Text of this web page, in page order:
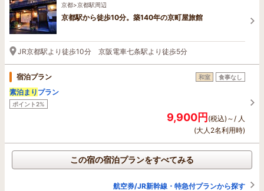
京都>京都駅周辺
京都駅から徒歩10分。築140年の京町屋旅館
JR京都駅より徒歩10分 京阪電車七条駅より徒歩5分
宿泊プラン 和室 食事なし
素泊まり プラン
ポイント2%
9,900円(税込)～/ 人
(大人2名利用時)
この宿の宿泊プランをすべてみる
航空券/JR新幹線・特急付プランから探す